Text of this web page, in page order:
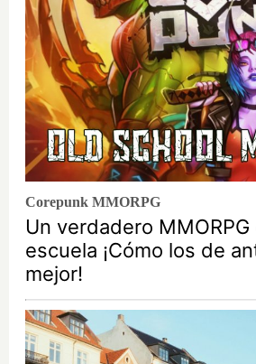
Corepunk MMORPG
Un verdadero
escuela ¡Cómo los de
mejor!